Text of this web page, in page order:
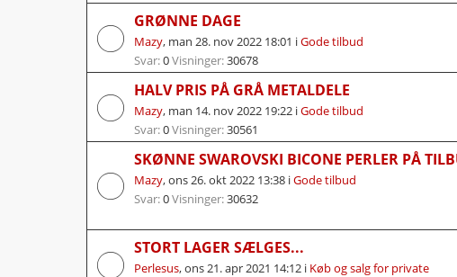
GRØNNE DAGE
Mazy, man 28. nov 2022 18:01 iGode tilbud
Svar:0Visninger:30678
HALV PRIS PÅ GRÅ METALDELE
Mazy, man 14. nov 2022 19:22 iGode tilbud
Svar:0Visninger:30561
SKØNNE SWAROVSKI BICONE PERLER PÅ
Mazy,ons 26. okt 2022 13:38 iGode tilbud
Svar:0Visninger:30632
STORT LAGER SÆLGES...
Perlesus,ons 21. apr 2021 14:12 i Køb og salg for private